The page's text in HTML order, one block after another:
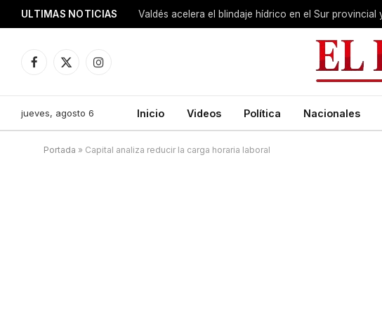
ULTIMAS NOTICIAS
Facebook
X
Instagram
jueves, agosto 6 Inicio Videos Política Nacionales
Portada » Capital analiza reducir la carga horaria laboral